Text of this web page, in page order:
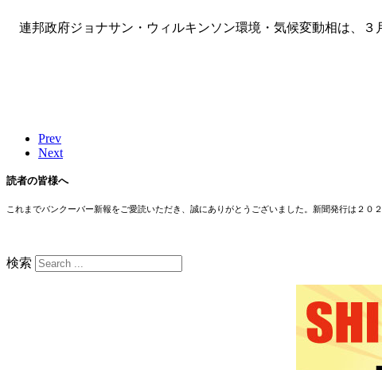
連邦政府ジョナサン・ウィルキンソン環境・気候変動相は、３
Prev
Next
読者の皆様へ
これまでバンクーバー新報をご愛読いただき、誠にありがとうございました。新聞発行は２０
検索